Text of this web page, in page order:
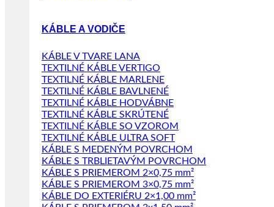
KÁBLE A VODIČE
KÁBLE V TVARE LANA
TEXTILNÉ KÁBLE VERTIGO
TEXTILNÉ KÁBLE MARLENE
TEXTILNÉ KÁBLE BAVLNENÉ
TEXTILNÉ KÁBLE HODVÁBNE
TEXTILNÉ KÁBLE SKRÚTENÉ
TEXTILNÉ KÁBLE SO VZOROM
TEXTILNÉ KÁBLE ULTRA SOFT
KÁBLE S MEDENÝM POVRCHOM
KÁBLE S TRBLIETAVÝM POVRCHOM
KÁBLE S PRIEMEROM 2×0,75 mm²
KÁBLE S PRIEMEROM 3×0,75 mm²
KÁBLE DO EXTERIÉRU 2×1,00 mm²